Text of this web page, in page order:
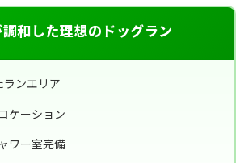
調和した理想のドッグラン
ンエリア
ケーション
ワー室完備